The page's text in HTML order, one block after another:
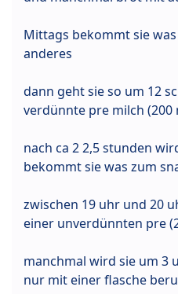
Mittags bekommt sie
anderes
dann geht sie so um 12
verdünnte pre milch (200
nach ca 2 2,5 stunden
bekommt sie was zum
zwischen 19 uhr und 20
einer unverdünnten pre
manchmal wird sie um 3
nur mit einer flasche